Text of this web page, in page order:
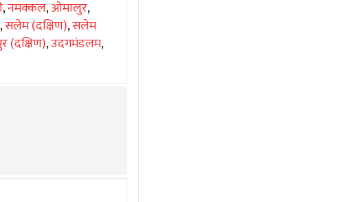
,नमक्कल,ओमालुर,
,सलेम (दक्षिण),सलेम
(दक्षिण),उदगमंडलम,